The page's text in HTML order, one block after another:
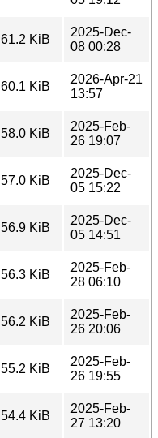
61.2 KiB
2025-Dec-
08 00:28
60.1 KiB
2026-Apr-21
13:57
58.0 KiB
2025-Feb-
26 19:07
57.0 KiB
2025-Dec-
05 15:22
56.9 KiB
2025-Dec-
05 14:51
56.3 KiB
2025-Feb-
28 06:10
56.2 KiB
2025-Feb-
26 20:06
55.2 KiB
2025-Feb-
26 19:55
54.4 KiB
2025-Feb-
27 13:20